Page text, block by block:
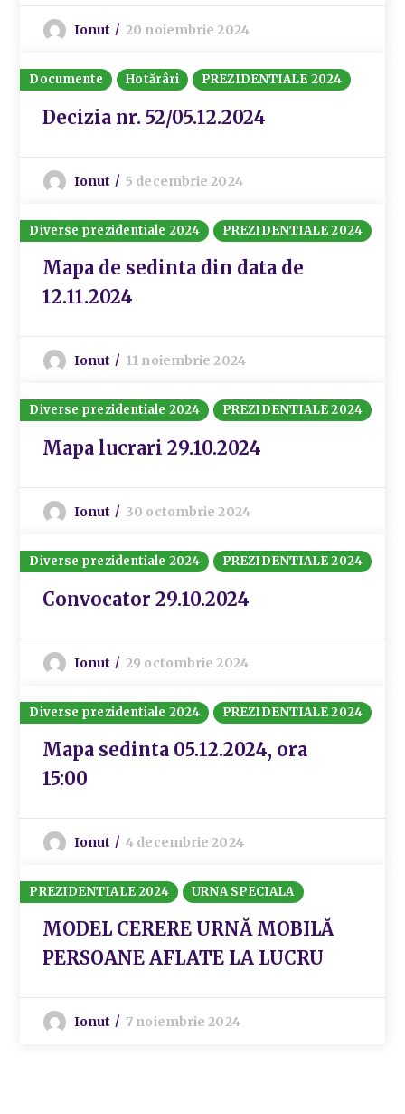
Ionut 20 noiembrie 2024
Documente Hotărâri PREZIDENTIALE 2024
Decizia nr. 52/05.12.2024
Ionut 5 decembrie 2024
Diverse prezidentiale 2024 PREZIDENTIALE 2024
Mapa de sedinta din data de
12.11.2024
Ionut 11 noiembrie 2024
Diverse prezidentiale 2024 PREZIDENTIALE 2024
Mapa lucrari 29.10.2024
Ionut 30 octombrie 2024
Diverse prezidentiale 2024 PREZIDENTIALE 2024
Convocator 29.10.2024
Ionut 29 octombrie 2024
Diverse prezidentiale 2024 PREZIDENTIALE 2024
Mapa sedinta 05.12.2024, ora
15:00
Ionut 4 decembrie 2024
PREZIDENTIALE 2024 URNA SPECIALA
MODEL CERERE URNĂ MOBILĂ
PERSOANE AFLATE LA LUCRU
Ionut 7 noiembrie 2024